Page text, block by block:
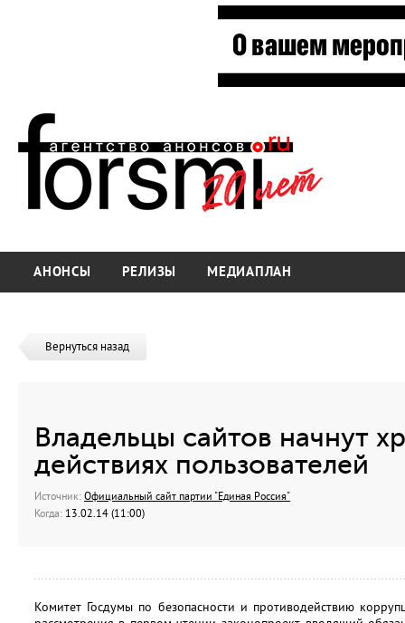
АНОНСЫ РЕЛИЗЫ МЕДИАПЛАН
Вернуться назад
Владельцы сайтов начнут
действиях пользователей
Источник: Официальный сайт партии "Единая Россия"
Когда: 13.02.14 (11:00)
Комитет Госдумы по безопасности и противодействию